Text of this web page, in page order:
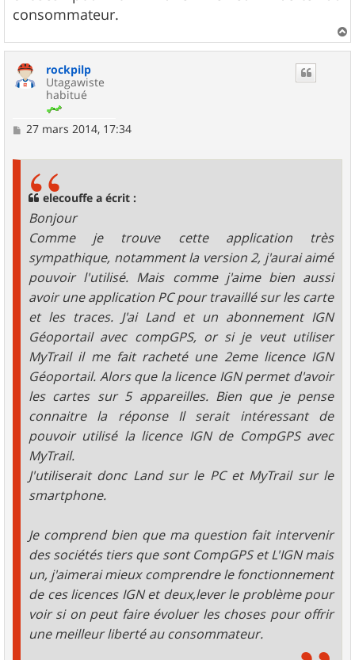
consommateur.
a
rockpilp
Utagawiste
habitué
M
27 mars 2014, 17:34
elecouffe a écrit :
Bonjour
Comme je trouve cette application très
sympathique, notamment la version 2, j'aurai aimé
pouvoir l'utilisé. Mais comme j'aime bien aussi
avoir une application PC pour travaillé sur les carte
et les traces. J'ai Land et un abonnement IGN
Géoportail avec compGPS, or si je veut utiliser
MyTrail il me fait racheté une 2eme licence IGN
Géoportail. Alors que la licence IGN permet d'avoir
les cartes sur 5 appareilles. Bien que je pense
connaitre la réponse Il serait intéressant de
pouvoir utilisé la licence IGN de CompGPS avec
MyTrail.
J'utiliserait donc Land sur le PC et MyTrail sur le
smartphone.
Je comprend bien que ma question fait intervenir
des sociétés tiers que sont CompGPS et L'IGN mais
un, j'aimerai mieux comprendre le fonctionnement
de ces licences IGN et deux,lever le problème pour
voir si on peut faire évoluer les choses pour offrir
une meilleur liberté au consommateur.